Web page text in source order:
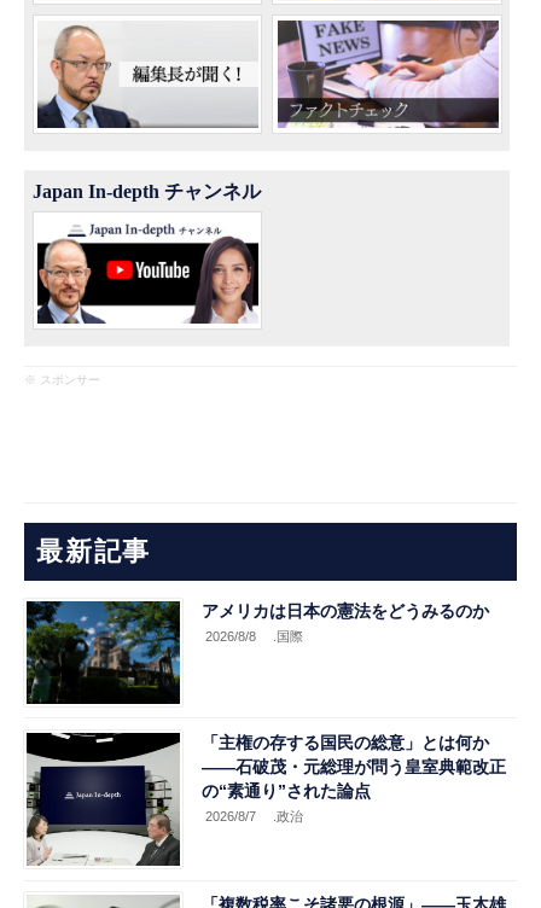
Japan In-depth チャンネル
※ スポンサー
最新記事
アメリカは日本の憲法をどうみるのか
2026/8/8 .国際
「主権の存する国民の総意」とは何か
――石破茂・元総理が問う皇室典範改正
の“素通り”された論点
2026/8/7 .政治